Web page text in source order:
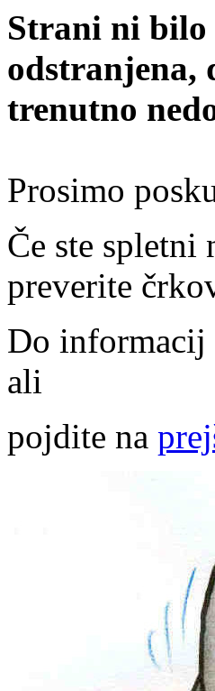
Strani ni bilo
odstranjena,
trenutno
Prosimo
Če ste
preverite
Do
ali
pojdite na